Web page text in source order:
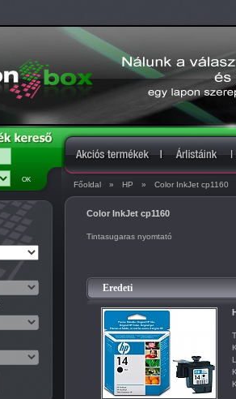
Főoldal » HP » Color InkJet cp1160
Color InkJet cp1160
Tintasugaras nyomtató
Eredeti